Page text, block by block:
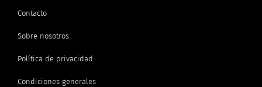
Contacto
Sobre nosotros
Política de privacidad
Condiciones generales